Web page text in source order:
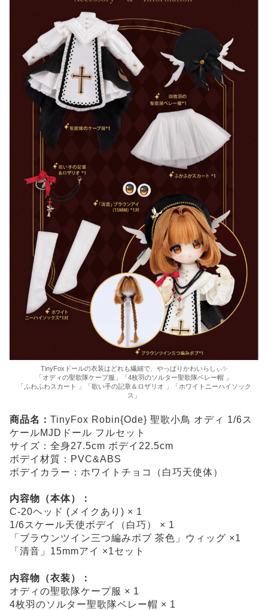
TinyFoxドールの衣装はどれも繊細で、やっぱりかわいらしぃ✨
「オディの聖歌隊ケープ服」「4枚羽のソルター聖歌隊ベレー帽 」
「ふわふわスカート 」「歌い手の記章＆ロザリオ 」「ホワイトニーハイソック
ス」
商品名： TinyFox Robin{Ode} 聖歌小鳥 オディ 1/6ス
ケールMJDドール フルセット
サイズ：全身27.5cm ボデイ22.5cm
ボデイ材質：PVC&ABS
ボデイカラー：ホワイトチョコ（白巧天使体）
内容物（本体）：
C-20ヘッド (メイクあり) × 1
1/6スケール天使ボデイ（白巧） × 1
「ブラウンツイン三つ編みボブ 茶色」ウィッグ ×1
「清音」15mmアイ ×1セット
内容物（衣装）：
オディの聖歌隊ケープ服 × 1
4枚羽のソルター聖歌隊ベレー帽 × 1